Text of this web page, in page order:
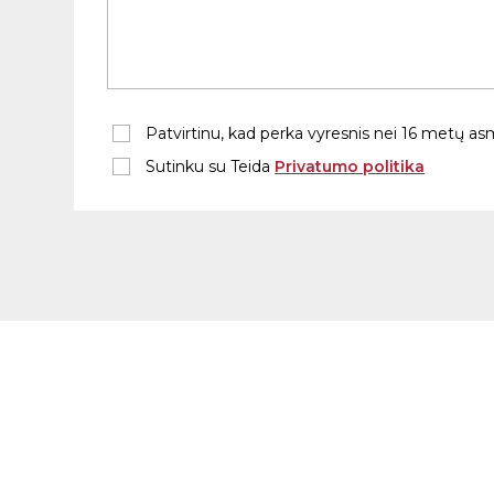
Patvirtinu, kad perka vyresnis nei 16 metų
Sutinku su Teida Privatumo politika